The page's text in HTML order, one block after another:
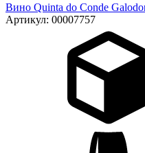
Вино Quinta do Conde
Артикул: 00007757